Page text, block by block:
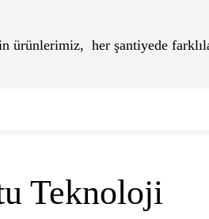
ürünlerimiz, her şantiyede
Teknoloji